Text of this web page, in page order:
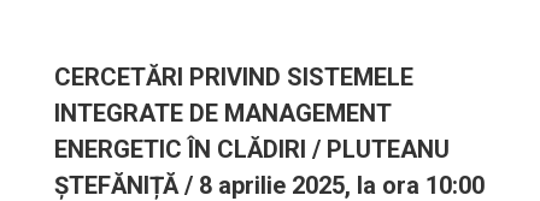
CERCETĂRI PRIVIND SISTEMELE
INTEGRATE DE MANAGEMENT
ENERGETIC ÎN CLĂDIRI / PLUTEANU
ȘTEFĂNIȚĂ / 8 aprilie 2025, la ora 10:00